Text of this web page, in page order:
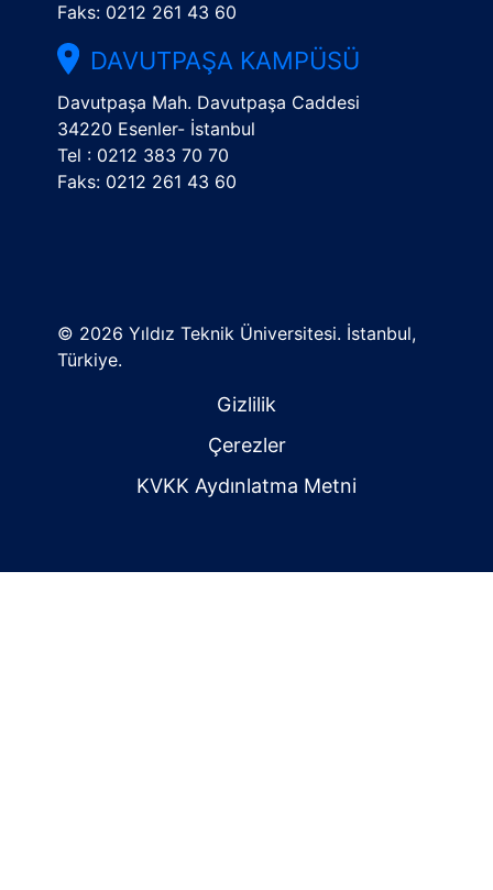
Faks: 0212 261 43 60
DAVUTPAŞA KAMPÜSÜ
Davutpaşa Mah. Davutpaşa Caddesi
34220 Esenler- İstanbul
Tel : 0212 383 70 70
Faks: 0212 261 43 60
© 2026 Yıldız Teknik Üniversitesi. İstanbul,
Türkiye.
Gizlilik
Çerezler
KVKK Aydınlatma Metni